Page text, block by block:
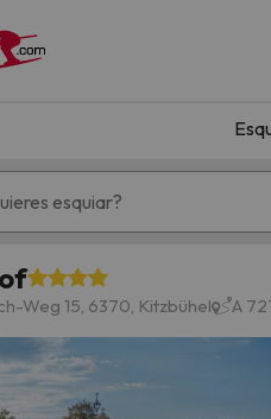
Escapadas
Weg 15, 6370, Kitzbühel A